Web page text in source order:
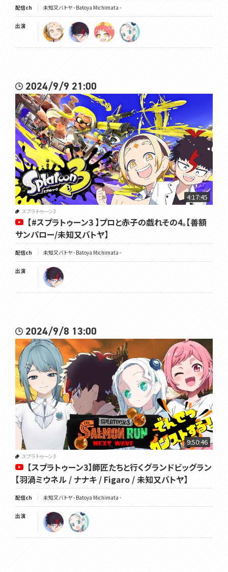
配信ch 未知又バトヤ - Batoya Michimata -
出演
2024/9/9 21:00
4:17:45
スプラトゥーン3
【#スプラトゥーン3 】プロと赤子の戯れその4。【善額
サンパロー/未知又バトヤ】
配信ch 未知又バトヤ - Batoya Michimata -
出演
2024/9/8 13:00
9:50:46
スプラトゥーン3
【スプラトゥーン3】師匠たちと行くグランドビッグラン
【羽渦ミウネル / ナナキ / Figaro / 未知又バトヤ】
配信ch 未知又バトヤ - Batoya Michimata -
出演